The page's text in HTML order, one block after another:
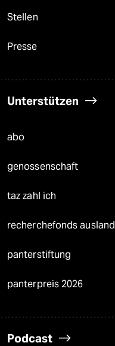
Stellen
Presse
Unterstützen
abo
genossenschaft
taz zahl ich
recherchefonds ausland
panterstiftung
panterpreis 2026
Podcast